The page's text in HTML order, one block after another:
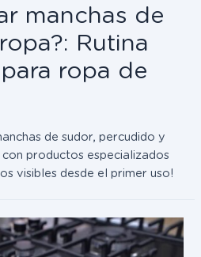
manchas de
Rutina
ropa de
de sudor, percudido y
productos especializados
visibles desde el primer uso!